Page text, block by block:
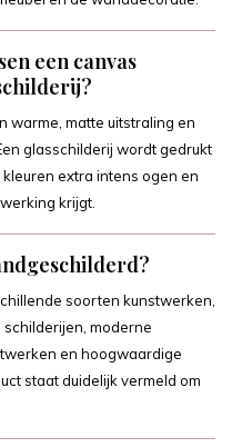
een canvas
warme, matte uitstraling en
glasschilderij wordt gedrukt
extra intens ogen en
krijgt.
soorten kunstwerken,
moderne
en hoogwaardige
staat duidelijk vermeld om